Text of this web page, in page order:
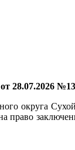
28.07.2026
округа